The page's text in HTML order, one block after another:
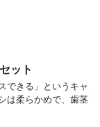
ット
できる」というキャ
は柔らかめで、歯茎